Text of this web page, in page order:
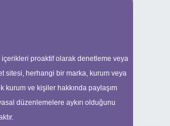
içerikleri proaktif olarak denetleme veya
sitesi, herhangi bir marka, kurum veya
kurum ve kişiler hakkında paylaşım
düzenlemelere aykırı olduğunu